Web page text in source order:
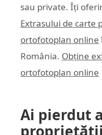
sau private. Îți
Extrasului de carte
ortofotoplan online
România. Obține
ortofotoplan online
Ai pierdut